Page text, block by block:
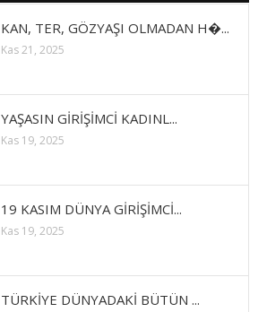
KAN, TER, GÖZYAŞI OLMADAN H�...
Kas 21, 2025
YAŞASIN GİRİŞİMCİ KADINL...
Kas 19, 2025
19 KASIM DÜNYA GİRİŞİMCİ...
Kas 19, 2025
TÜRKİYE DÜNYADAKİ BÜTÜN ...